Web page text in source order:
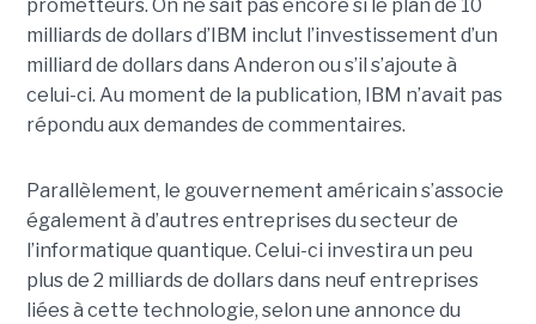
prometteurs. On ne sait pas encore si le plan de 10
milliards de dollars d’IBM inclut l’investissement d’un
milliard de dollars dans Anderon ou s’il s’ajoute à
celui-ci. Au moment de la publication, IBM n’avait pas
répondu aux demandes de commentaires.
Parallèlement, le gouvernement américain s’associe
également à d’autres entreprises du secteur de
l’informatique quantique. Celui-ci investira un peu
plus de 2 milliards de dollars dans neuf entreprises
liées à cette technologie, selon une annonce du